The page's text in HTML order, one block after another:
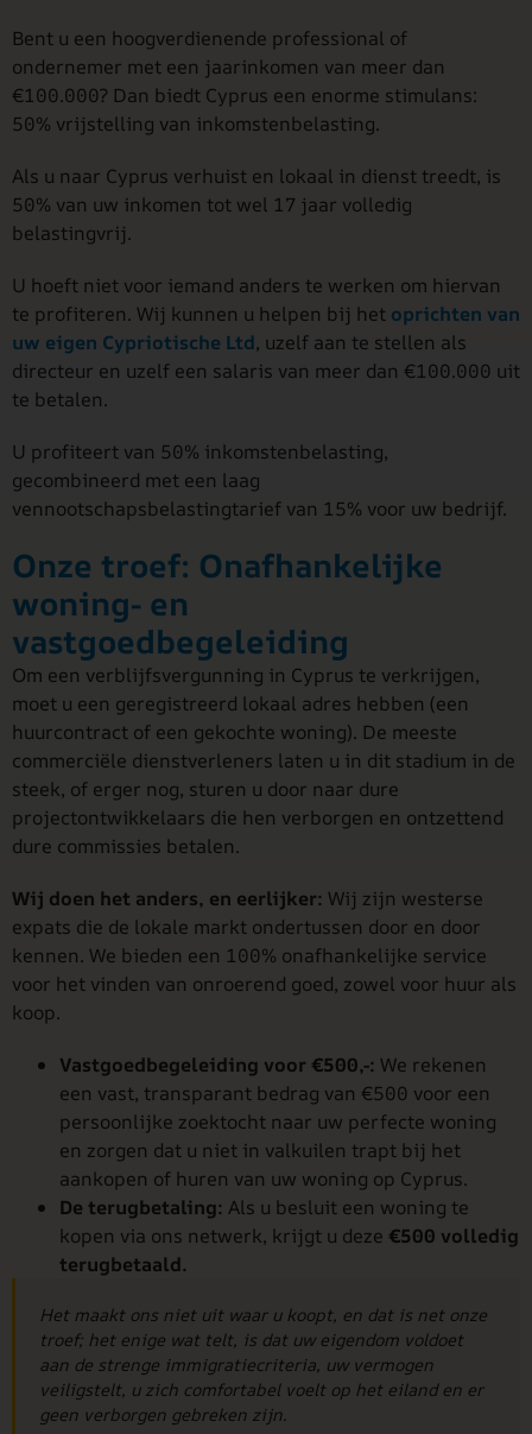
Bent u een hoogverdienende professional of
ondernemer met een jaarinkomen van meer dan
€100.000? Dan biedt Cyprus een enorme stimulans:
50% vrijstelling van inkomstenbelasting.
Als u naar Cyprus verhuist en lokaal in dienst treedt, is
50% van uw inkomen tot wel 17 jaar volledig
belastingvrij.
U hoeft niet voor iemand anders te werken om hiervan
te profiteren. Wij kunnen u helpen bij het oprichten van
uw eigen Cypriotische Ltd, uzelf aan te stellen als
directeur en uzelf een salaris van meer dan €100.000 uit
te betalen.
U profiteert van 50% inkomstenbelasting,
gecombineerd met een laag
vennootschapsbelastingtarief van 15% voor uw bedrijf.
Onze troef: Onafhankelijke
woning- en
vastgoedbegeleiding
Om een verblijfsvergunning in Cyprus te verkrijgen,
moet u een geregistreerd lokaal adres hebben (een
huurcontract of een gekochte woning). De meeste
commerciële dienstverleners laten u in dit stadium in de
steek, of erger nog, sturen u door naar dure
projectontwikkelaars die hen verborgen en ontzettend
dure commissies betalen.
Wij doen het anders, en eerlijker: Wij zijn westerse
expats die de lokale markt ondertussen door en door
kennen. We bieden een 100% onafhankelijke service
voor het vinden van onroerend goed, zowel voor huur als
koop.
Vastgoedbegeleiding voor €500,-: We rekenen
een vast, transparant bedrag van €500 voor een
persoonlijke zoektocht naar uw perfecte woning
en zorgen dat u niet in valkuilen trapt bij het
aankopen of huren van uw woning op Cyprus.
De terugbetaling: Als u besluit een woning te
kopen via ons netwerk, krijgt u deze €500 volledig
terugbetaald.
Het maakt ons niet uit waar u koopt, en dat is net onze
troef; het enige wat telt, is dat uw eigendom voldoet
aan de strenge immigratiecriteria, uw vermogen
veiligstelt, u zich comfortabel voelt op het eiland en er
geen verborgen gebreken zijn.